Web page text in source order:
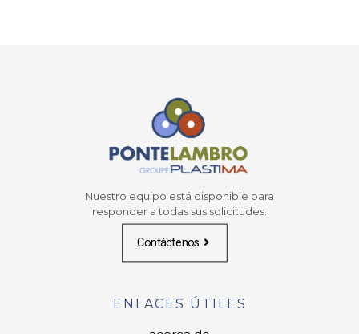
Nuestro equipo está disponible para
responder a todas sus solicitudes.
Contáctenos
ENLACES ÚTILES